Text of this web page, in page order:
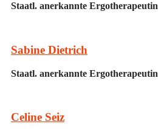
Staatl. anerkannte Ergotherapeutin
Sabine Dietrich
Staatl. anerkannte Ergotherapeutin
Celine Seiz